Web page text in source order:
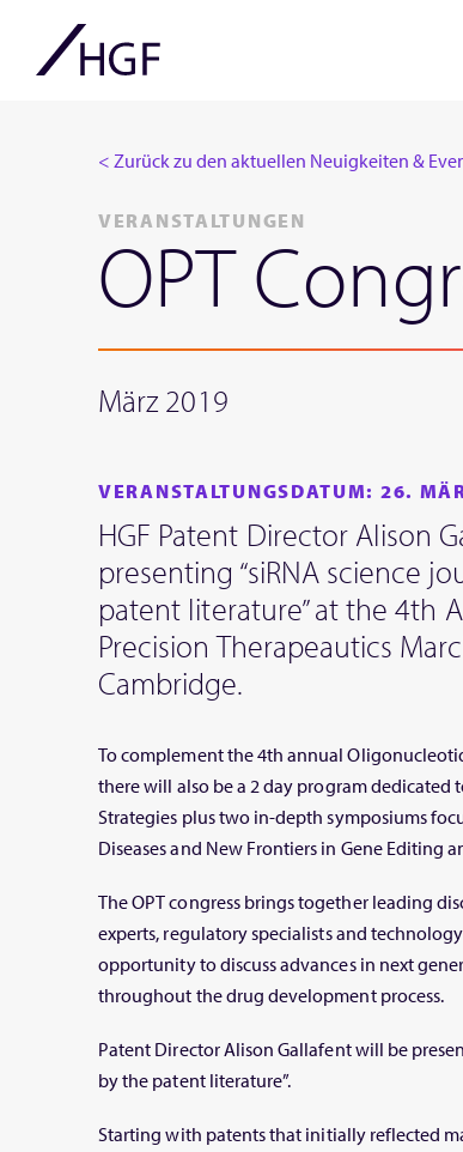
< Zurück zu den aktuellen Neuigkeiten &
VERANSTALTUNGEN
OPT
März 2019
VERANSTALTUNGSDATUM: 26.
HGF Patent Director Alison
presenting “siRNA science
patent literature” at the 4th
Precision Therapeautics
Cambridge.
To complement the 4th annual
there will also be a 2 day program
Strategies plus two in-depth symposiums
Diseases and New Frontiers in Gene Editing
The OPT congress brings together leading
experts, regulatory specialists and
opportunity to discuss advances in next
throughout the drug development process.
Patent Director Alison Gallafent will be
by the patent literature”.
Starting with patents that initially reflected